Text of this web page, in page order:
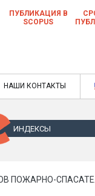
статей
научном журнале
ПУБЛИКАЦИЯ В
SCOPUS
НАШИ КОНТАКТЫ
ИНДЕКСЫ
ПОЖАРНО-